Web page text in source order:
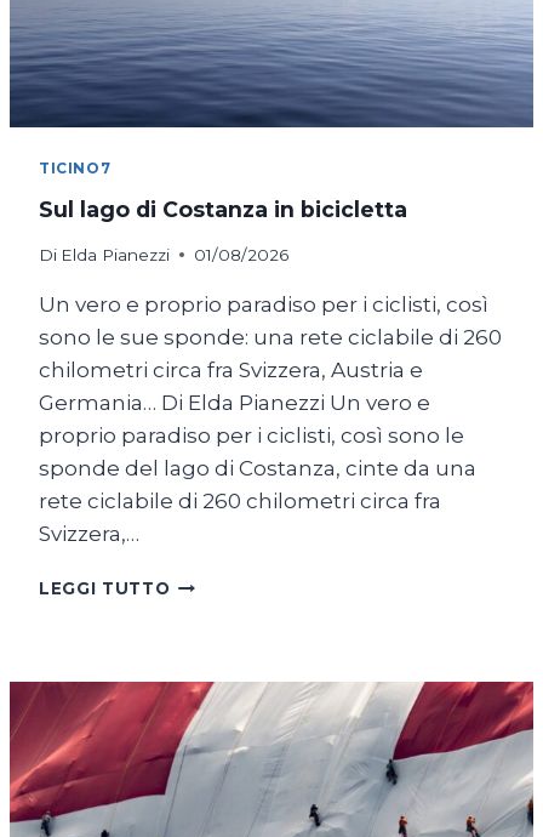
TICINO7
Sul lago di Costanza in bicicletta
Di Elda Pianezzi 01/08/2026
Un vero e proprio paradiso per i ciclisti, così
sono le sue sponde: una rete ciclabile di 260
chilometri circa fra Svizzera, Austria e
Germania… Di Elda Pianezzi Un vero e
proprio paradiso per i ciclisti, così sono le
sponde del lago di Costanza, cinte da una
rete ciclabile di 260 chilometri circa fra
Svizzera,…
LEGGI TUTTO SUL
IN
BICICLETTA